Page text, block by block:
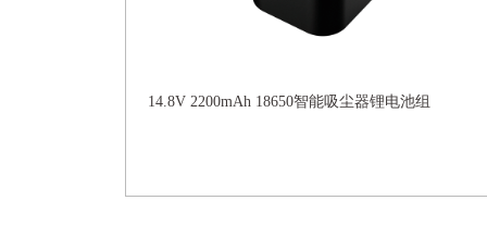
14.8V 2200mAh 18650智能吸尘器锂电池组